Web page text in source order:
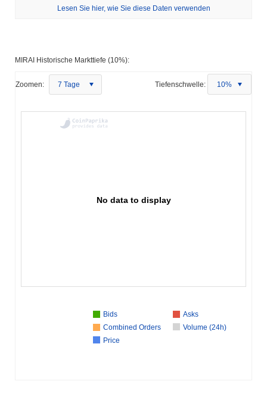
Lesen Sie hier, wie Sie diese Daten verwenden
MIRAI Historische Markttiefe (10%):
Zoomen: 7 Tage Tiefenschwelle: 10%
No data to display
Bids
Asks
Combined Orders
Volume (24h)
Price